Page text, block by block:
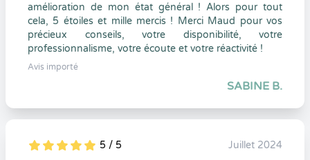
amélioration de mon état général ! Alors pour tout
cela, 5 étoiles et mille mercis ! Merci Maud pour vos
précieux conseils, votre disponibilité, votre
professionnalisme, votre écoute et votre réactivité !
Avis importé
SABINE B.
5
1
5
0 5 / 5
Juillet 2024